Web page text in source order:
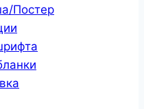
Постер